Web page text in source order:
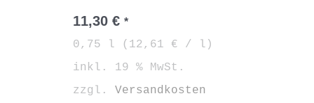
11,30 € *
0,75 l ( 12,61 € / l )
inkl. 19 % MwSt.
zzgl. Versandkosten